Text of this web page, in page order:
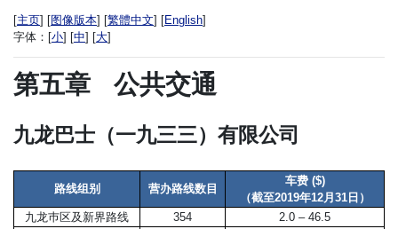
[主页] [图像版本] [繁體中文] [English]
字体： [小] [中] [大]
第五章 公共交通
九龙巴士（一九三三）有限公司
路线组别 营办路线数目
车费 ($)
（截至2019年12月31日）
九龙巿区及新界路线
354
2.0 – 46.5